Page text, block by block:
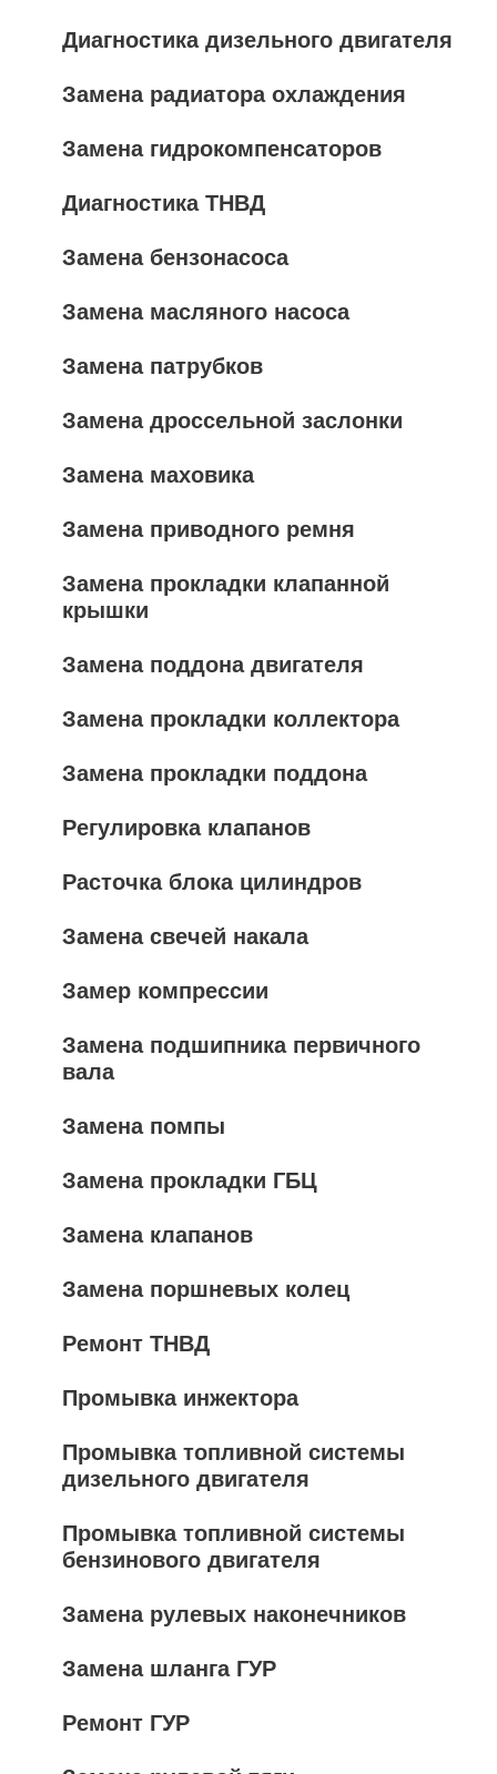
Диагностика дизельного двигателя
Замена радиатора охлаждения
Замена гидрокомпенсаторов
Диагностика ТНВД
Замена бензонасоса
Замена масляного насоса
Замена патрубков
Замена дроссельной заслонки
Замена маховика
Замена приводного ремня
Замена прокладки клапанной
крышки
Замена поддона двигателя
Замена прокладки коллектора
Замена прокладки поддона
Регулировка клапанов
Расточка блока цилиндров
Замена свечей накала
Замер компрессии
Замена подшипника первичного
вала
Замена помпы
Замена прокладки ГБЦ
Замена клапанов
Замена поршневых колец
Ремонт ТНВД
Промывка инжектора
Промывка топливной системы
дизельного двигателя
Промывка топливной системы
бензинового двигателя
Замена рулевых наконечников
Замена шланга ГУР
Ремонт ГУР